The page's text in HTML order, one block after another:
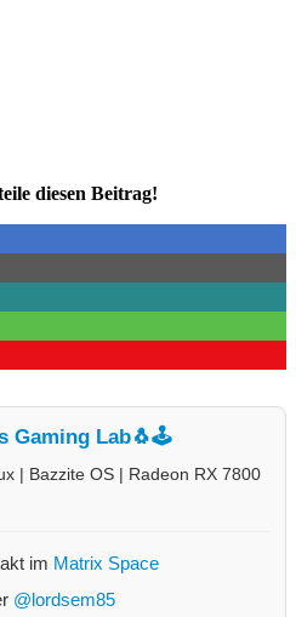
diesen Beitrag!
Gaming Lab🐧🕹️
| Bazzite OS | Radeon RX 7800
im Matrix Space
@lordsem85